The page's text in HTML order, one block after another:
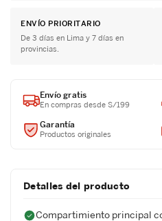
ENVÍO PRIORITARIO
De 3 días en Lima y 7 días en
provincias.
Envío gratis
En compras desde S/199
Garantía
Productos originales
Detalles del producto
Compartimiento principal